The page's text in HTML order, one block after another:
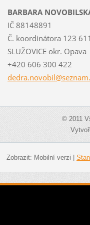
BARBARA
IČ 88148891
Č. koordinátora 123 611
SLUŽOVICE okr. Opava
+420 606 300 422
dedra.novobil@se
© 2011
Zobrazit: Mobilní verzi